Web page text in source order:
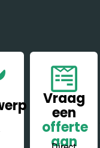
Vraag
een
offerte
aan